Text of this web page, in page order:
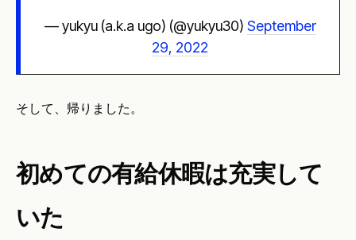
— yukyu (a.k.a ugo) (@yukyu30) September
29, 2022
そして、帰りました。
初めての有給休暇は充実して
いた